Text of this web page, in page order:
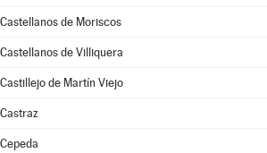
Castellanos de Moriscos
Castellanos de Villiquera
Castillejo de Martín Viejo
Castraz
Cepeda